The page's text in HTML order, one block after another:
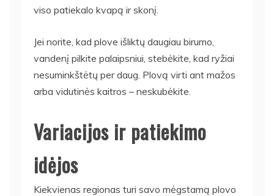
viso patiekalo kvapą ir skonį.
Jei norite, kad plove išliktų daugiau birumo,
vandenį pilkite palaipsniui, stebėkite, kad ryžiai
nesuminkštėtų per daug. Plovą virti ant mažos
arba vidutinės kaitros – neskubėkite.
Variacijos ir patiekimo
idėjos
Kiekvienas regionas turi savo mėgstamą plovo